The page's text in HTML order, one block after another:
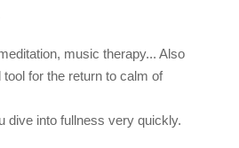
music therapy... Also
for the return to calm of
dive into fullness very quickly.